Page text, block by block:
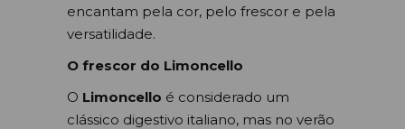
encantam pela cor, pelo frescor e pela
versatilidade.
O frescor do Limoncello
O Limoncello é considerado um
clássico digestivo italiano, mas no verão